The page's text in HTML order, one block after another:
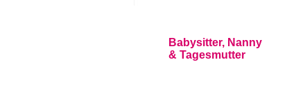
Babysitter, Nanny
& Tagesmutter